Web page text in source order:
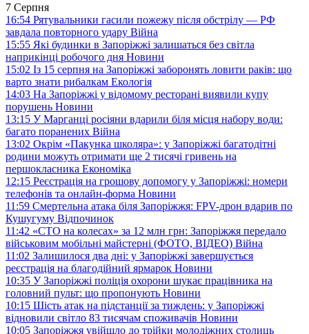
7 Серпня
16:54 Рятувальники гасили пожежу після обстрілу — РФ
завдала повторного удару Війна
15:55 Які будинки в Запоріжжі залишаться без світла
наприкінці робочого дня Новини
15:02 Із 15 серпня на Запоріжжі заборонять ловити раків: що
варто знати рибалкам Екологія
14:03 На Запоріжжі у відомому ресторані виявили купу
порушень Новини
13:15 У Марганці росіяни вдарили біля місця набору води:
багато поранених Війна
13:02 Окрім «Пакунка школяра»: у Запоріжжі багатодітні
родини можуть отримати ще 2 тисячі гривень на
першокласника Економіка
12:15 Реєстрація на грошову допомогу у Запоріжжі: номери
телефонів та онлайн-форма Новини
11:59 Смертельна атака біля Запоріжжя: FPV-дрон вдарив по
Кушугуму Відпочинок
11:42 «СТО на колесах» за 12 млн грн: Запоріжжя передало
військовим мобільні майстерні (ФОТО, ВІДЕО) Війна
11:02 Залишилося два дні: у Запоріжжі завершується
реєстрація на благодійний ярмарок Новини
10:35 У Запоріжжі поліція охорони шукає працівника на
головний пульт: що пропонують Новини
10:15 Шість атак на підстанції за тиждень: у Запоріжжі
відновили світло 83 тисячам споживачів Новини
10:05 Запоріжжя увійшло до трійки молодіжних столиць